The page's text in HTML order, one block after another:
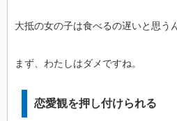
大抵の女の子は食べるの遅いと思う
まず、わたしはダメですね。
恋愛観を押し付けられる